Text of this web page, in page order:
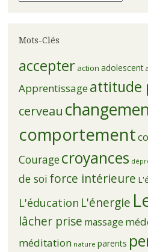
Mots-Clés
accepter action adolescent
Apprentissage attitude
cerveau
comportement
Couragecroyances
de soi force intérieure
L'éducation L'énergie
lâcher prise massage
méditation nature parents